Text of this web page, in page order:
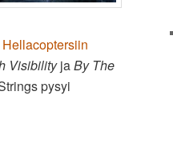
VisibilityjaBy The
pysyi